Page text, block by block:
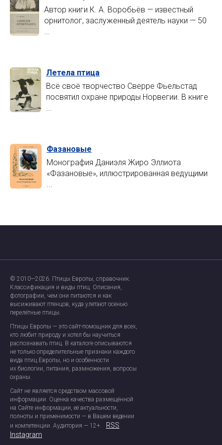
Автор книги К. А. Воробьёв — известный
орнитолог, заслуженный деятель науки — 50
...
Летела птица
Всё своё творчество Сверре Фьельстад
посвятил охране природы Норвегии. В книге
...
Фазановые
Монография Даниэля Жиро Эллиота
«Фазановые», иллюстрированная ведущими
...
Ресурсы
Обратная связь
© 2010—2026. Птицы Европы, справочник.
Классификация и виды птиц. Описания,
фотографии, чем они питаются и как
высиживают птенцов, куда улетают осенью
перелётные птицы.
Птицы Европы — это сайт-помощник для всех,
кто любит природу и хотел бы научиться
распознавать птиц. В каталоге описываются
не только определительные признаки каждого
вида птиц Европы, но и особенности
их биологии, питания, размножения, вопросы
охраны.
Сайт не является средством массовой
информации. Оценка качества размещённой
на Сайте информации, её актуальности,
полноты и применимости — в Вашем ведении
и компетенции. Аудитория — 12+. RSS
Instagram